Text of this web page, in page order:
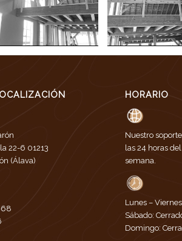
22-6 01213
(Álava)
HORARIO
Nuestro
las 24 horas
semana.
Lunes –
Sábado:
Domingo: